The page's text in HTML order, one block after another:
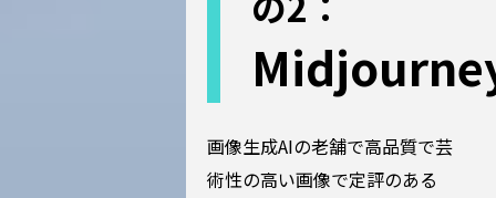
画像生成AIの老舗で高品質で芸
術性の高い画像で定評のある